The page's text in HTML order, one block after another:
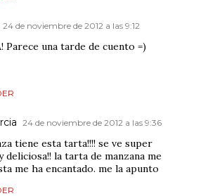
24 de noviembre de 2012 a las 9:12
Parece una tarde de cuento =)
24 de noviembre de 2012 a las 9:36
tiene esta tarta!!!! se ve super
deliciosa!! la tarta de manzana me
me ha encantado. me la apunto